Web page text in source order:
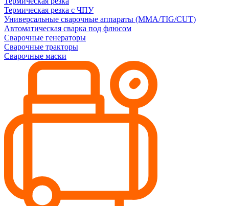
Термическая резка с ЧПУ
Универсальные сварочные аппараты (MMA/TIG/CUT)
Автоматическая сварка под флюсом
Сварочные генераторы
Сварочные тракторы
Сварочные маски